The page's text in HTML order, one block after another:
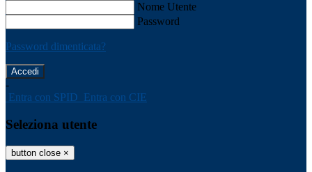
Nome Utente
Password
Password dimenticata?
-
Entra con SPID Entra con CIE
Seleziona utente
button close ×